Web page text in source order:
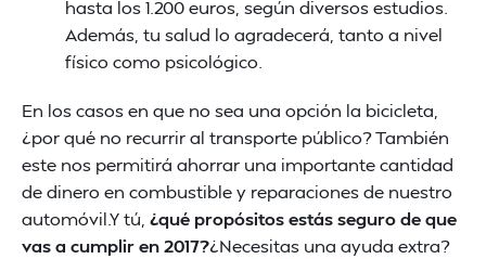
hasta los 1.200 euros, según diversos estudios.
Además, tu salud lo agradecerá, tanto a nivel
físico como psicológico.
En los casos en que no sea una opción la bicicleta,
¿por qué no recurrir al transporte público? También
este nos permitirá ahorrar una importante cantidad
de dinero en combustible y reparaciones de nuestro
automóvil.Y tú, ¿qué propósitos estás seguro de que
vas a cumplir en 2017?¿Necesitas una ayuda extra?